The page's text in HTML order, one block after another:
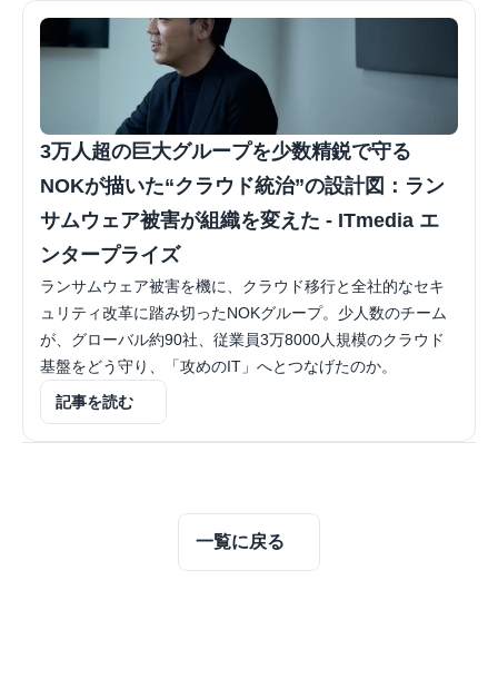
3万人超の巨大グループを少数精鋭で守る
NOKが描いた“クラウド統治”の設計図：ラン
サムウェア被害が組織を変えた - ITmedia エ
ンタープライズ
ランサムウェア被害を機に、クラウド移行と全社的なセキ
ュリティ改革に踏み切ったNOKグループ。少人数のチーム
が、グローバル約90社、従業員3万8000人規模のクラウド
基盤をどう守り、「攻めのIT」へとつなげたのか。
記事を読む
一覧に戻る